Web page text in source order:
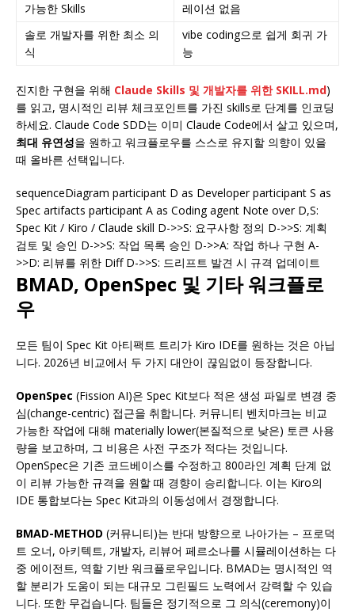
가능한 Skills
레이션 없음
솔로 개발자를 위한 최소 의
식
vibe coding으로 쉽게 회귀 가
능
진지한 구현을 위해 Claude Skills 및 개발자를 위한 SKILL.md)
를 읽고, 명시적인 리뷰 체크포인트를 가진 skills로 단계를 인코딩
하세요. Claude Code SDD는 이미 Claude Code에서 살고 있으며,
최대 유연성을 원하고 워크플로우를 스스로 유지할 의향이 있을
때 올바른 선택입니다.
sequenceDiagram participant D as Developer participant S as
Spec artifacts participant A as Coding agent Note over D,S:
Spec Kit / Kiro / Claude skill D->>S: 요구사항 정의 D->>S: 계획
검토 및 승인 D->>S: 작업 목록 승인 D->>A: 작업 하나 구현 A-
>>D: 리뷰를 위한 Diff D->>S: 드리프트 발견 시 규격 업데이트
BMAD, OpenSpec 및 기타 워크플로
우
모든 팀이 Spec Kit 아티팩트 트리가 Kiro IDE를 원하는 것은 아닙
니다. 2026년 비교에서 두 가지 대안이 끊임없이 등장합니다.
OpenSpec (Fission AI)은 Spec Kit보다 적은 생성 파일로 변경 중
심(change-centric) 접근을 취합니다. 커뮤니티 벤치마크는 비교
가능한 작업에 대해 materially lower(본질적으로 낮은) 토큰 사용
량을 보고하며, 그 비용은 사전 구조가 적다는 것입니다.
OpenSpec은 기존 코드베이스를 수정하고 800라인 계획 단계 없
이 리뷰 가능한 규격을 원할 때 경향이 승리합니다. 이는 Kiro의
IDE 통합보다는 Spec Kit과의 이동성에서 경쟁합니다.
BMAD-METHOD (커뮤니티)는 반대 방향으로 나아가는 – 프로덕
트 오너, 아키텍트, 개발자, 리뷰어 페르소나를 시뮬레이션하는 다
중 에이전트, 역할 기반 워크플로우입니다. BMAD는 명시적인 역
할 분리가 도움이 되는 대규모 그린필드 노력에서 강력할 수 있습
니다. 또한 무겁습니다. 팀들은 정기적으로 그 의식(ceremony)이